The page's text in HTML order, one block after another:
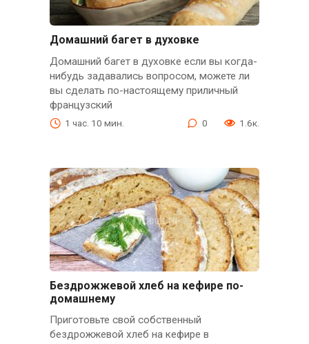
Домашний багет в духовке
Домашний багет в духовке если вы когда-
нибудь задавались вопросом, можете ли
вы сделать по-настоящему приличный
французский
1 час. 10 мин. 0 1.6к.
Бездрожжевой хлеб на кефире по-
домашнему
Приготовьте свой собственный
бездрожжевой хлеб на кефире в